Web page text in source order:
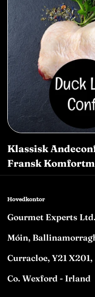
Klassisk
Fransk
Hovedkontor
Gourmet Experts Ltd.
Móin,
Curracloe, Y21 X201,
Co. Wexford - Irland